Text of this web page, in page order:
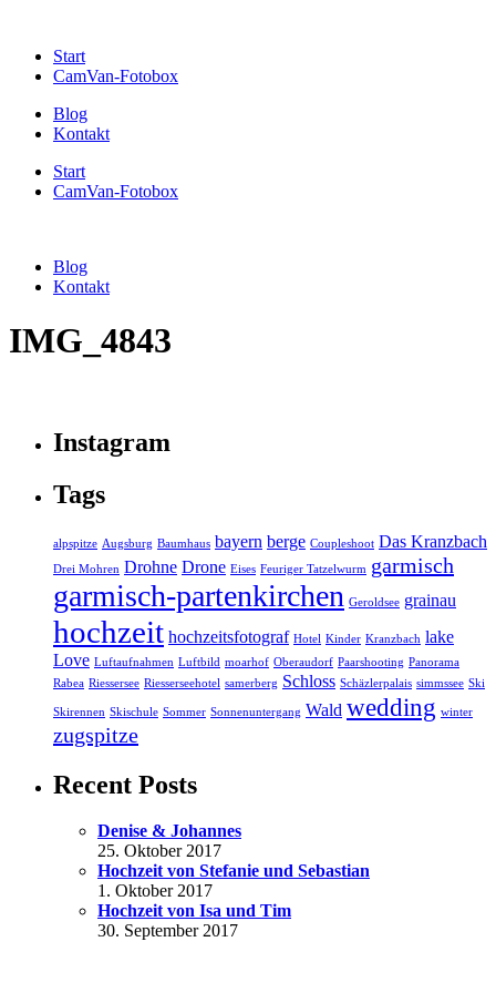
Start
CamVan-Fotobox
Blog
Kontakt
Start
CamVan-Fotobox
Blog
Kontakt
IMG_4843
Instagram
Tags
alpspitze Augsburg Baumhaus bayern berge Coupleshoot Das Kranzbach
Drei Mohren Drohne Drone Eises Feuriger Tatzelwurm garmisch
garmisch-partenkirchen Geroldsee grainau
hochzeit hochzeitsfotograf Hotel Kinder Kranzbach lake
Love Luftaufnahmen Luftbild moarhof Oberaudorf Paarshooting Panorama
Rabea Riessersee Riesserseehotel samerberg Schloss Schäzlerpalais simmssee Ski
Skirennen Skischule Sommer Sonnenuntergang Wald wedding winter
zugspitze
Recent Posts
Denise & Johannes
25. Oktober 2017
Hochzeit von Stefanie und Sebastian
1. Oktober 2017
Hochzeit von Isa und Tim
30. September 2017